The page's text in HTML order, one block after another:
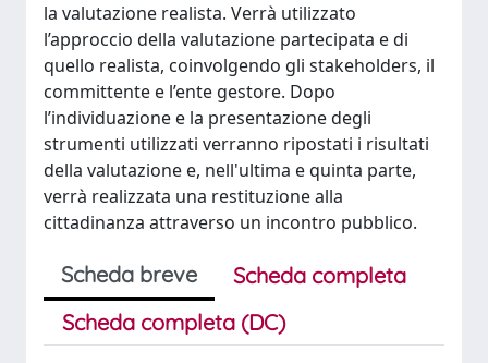
la valutazione realista. Verrà utilizzato
l’approccio della valutazione partecipata e di
quello realista, coinvolgendo gli stakeholders, il
committente e l’ente gestore. Dopo
l’individuazione e la presentazione degli
strumenti utilizzati verranno ripostati i risultati
della valutazione e, nell'ultima e quinta parte,
verrà realizzata una restituzione alla
cittadinanza attraverso un incontro pubblico.
Scheda breve
Scheda completa
Scheda completa (DC)